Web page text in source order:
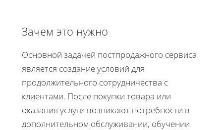
Зачем это нужно
Основной задачей постпродажного сервиса
является создание условий для
продолжительного сотрудничества с
клиентами. После покупки товара или
оказания услуги возникают потребности в
дополнительном обслуживании, обучении